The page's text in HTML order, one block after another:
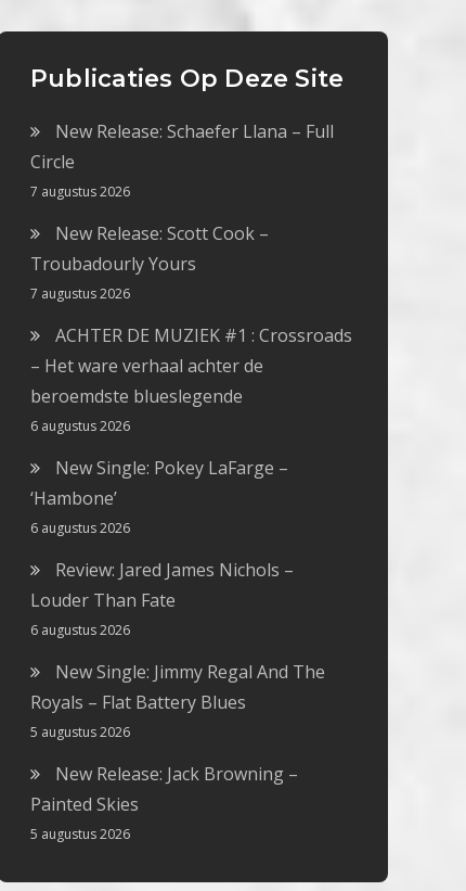
Publicaties Op Deze Site
New Release: Schaefer Llana – Full
Circle
7 augustus 2026
New Release: Scott Cook –
Troubadourly Yours
7 augustus 2026
ACHTER DE MUZIEK #1 : Crossroads
– Het ware verhaal achter de
beroemdste blueslegende
6 augustus 2026
New Single: Pokey LaFarge –
‘Hambone’
6 augustus 2026
Review: Jared James Nichols –
Louder Than Fate
6 augustus 2026
New Single: Jimmy Regal And The
Royals – Flat Battery Blues
5 augustus 2026
New Release: Jack Browning –
Painted Skies
5 augustus 2026